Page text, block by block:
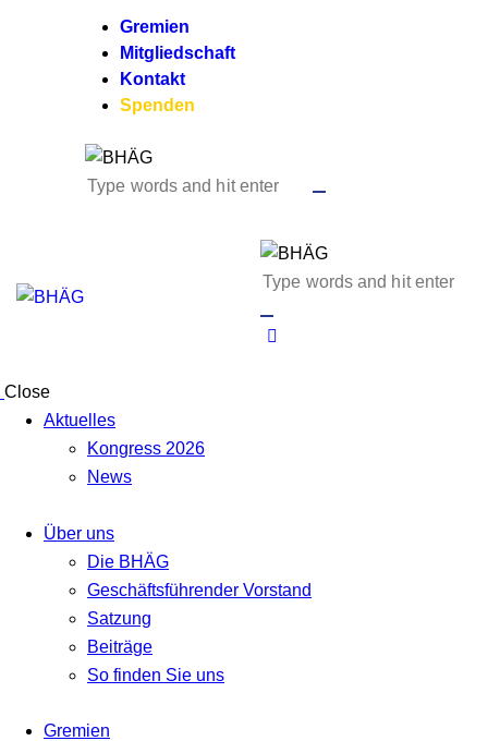
Gremien
Mitgliedschaft
Kontakt
Spenden
Close
Aktuelles
Kongress 2026
News
Über uns
Die BHÄG
Geschäftsführender Vorstand
Satzung
Beiträge
So finden Sie uns
Gremien